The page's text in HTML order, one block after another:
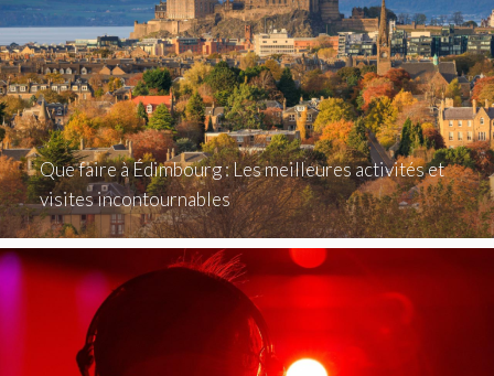
Que faire à Édimbourg : Les meilleures activités et
visites incontournables